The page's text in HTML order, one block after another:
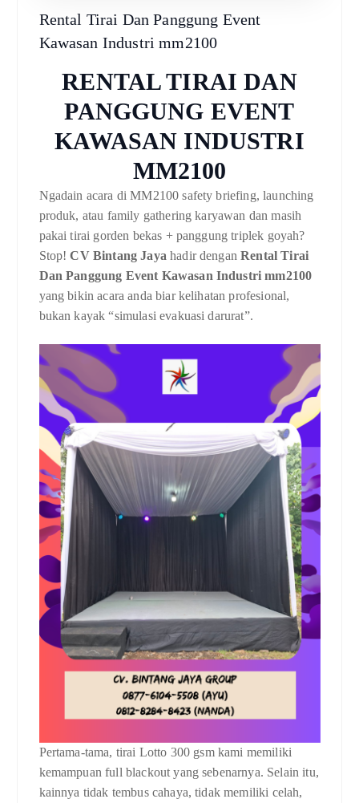
Rental Tirai Dan Panggung Event
Kawasan Industri mm2100
RENTAL TIRAI DAN
PANGGUNG EVENT
KAWASAN INDUSTRI
MM2100
Ngadain acara di MM2100 safety briefing, launching
produk, atau family gathering karyawan dan masih
pakai tirai gorden bekas + panggung triplek goyah?
Stop!CV Bintang Jaya hadir denganRental Tirai
Dan Panggung Event Kawasan Industri mm2100
yang bikin acara anda biar kelihatan profesional,
bukan kayak “simulasi evakuasi darurat”.
Pertama-tama, tirai Lotto 300 gsm kami memiliki
kemampuan full blackout yang sebenarnya. Selain itu,
kainnya tidak tembus cahaya, tidak memiliki celah,